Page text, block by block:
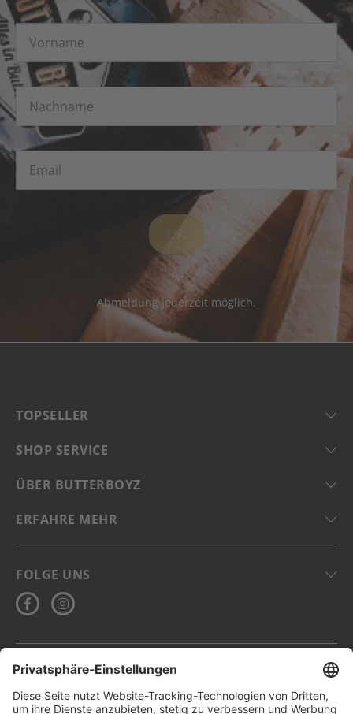
OK
Abmeldung jederzeit möglich.
TOPSELLER
SHOP SERVICE
ÜBER BUTTERBOYZ
ERFAHRE MEHR
FOLGE UNS